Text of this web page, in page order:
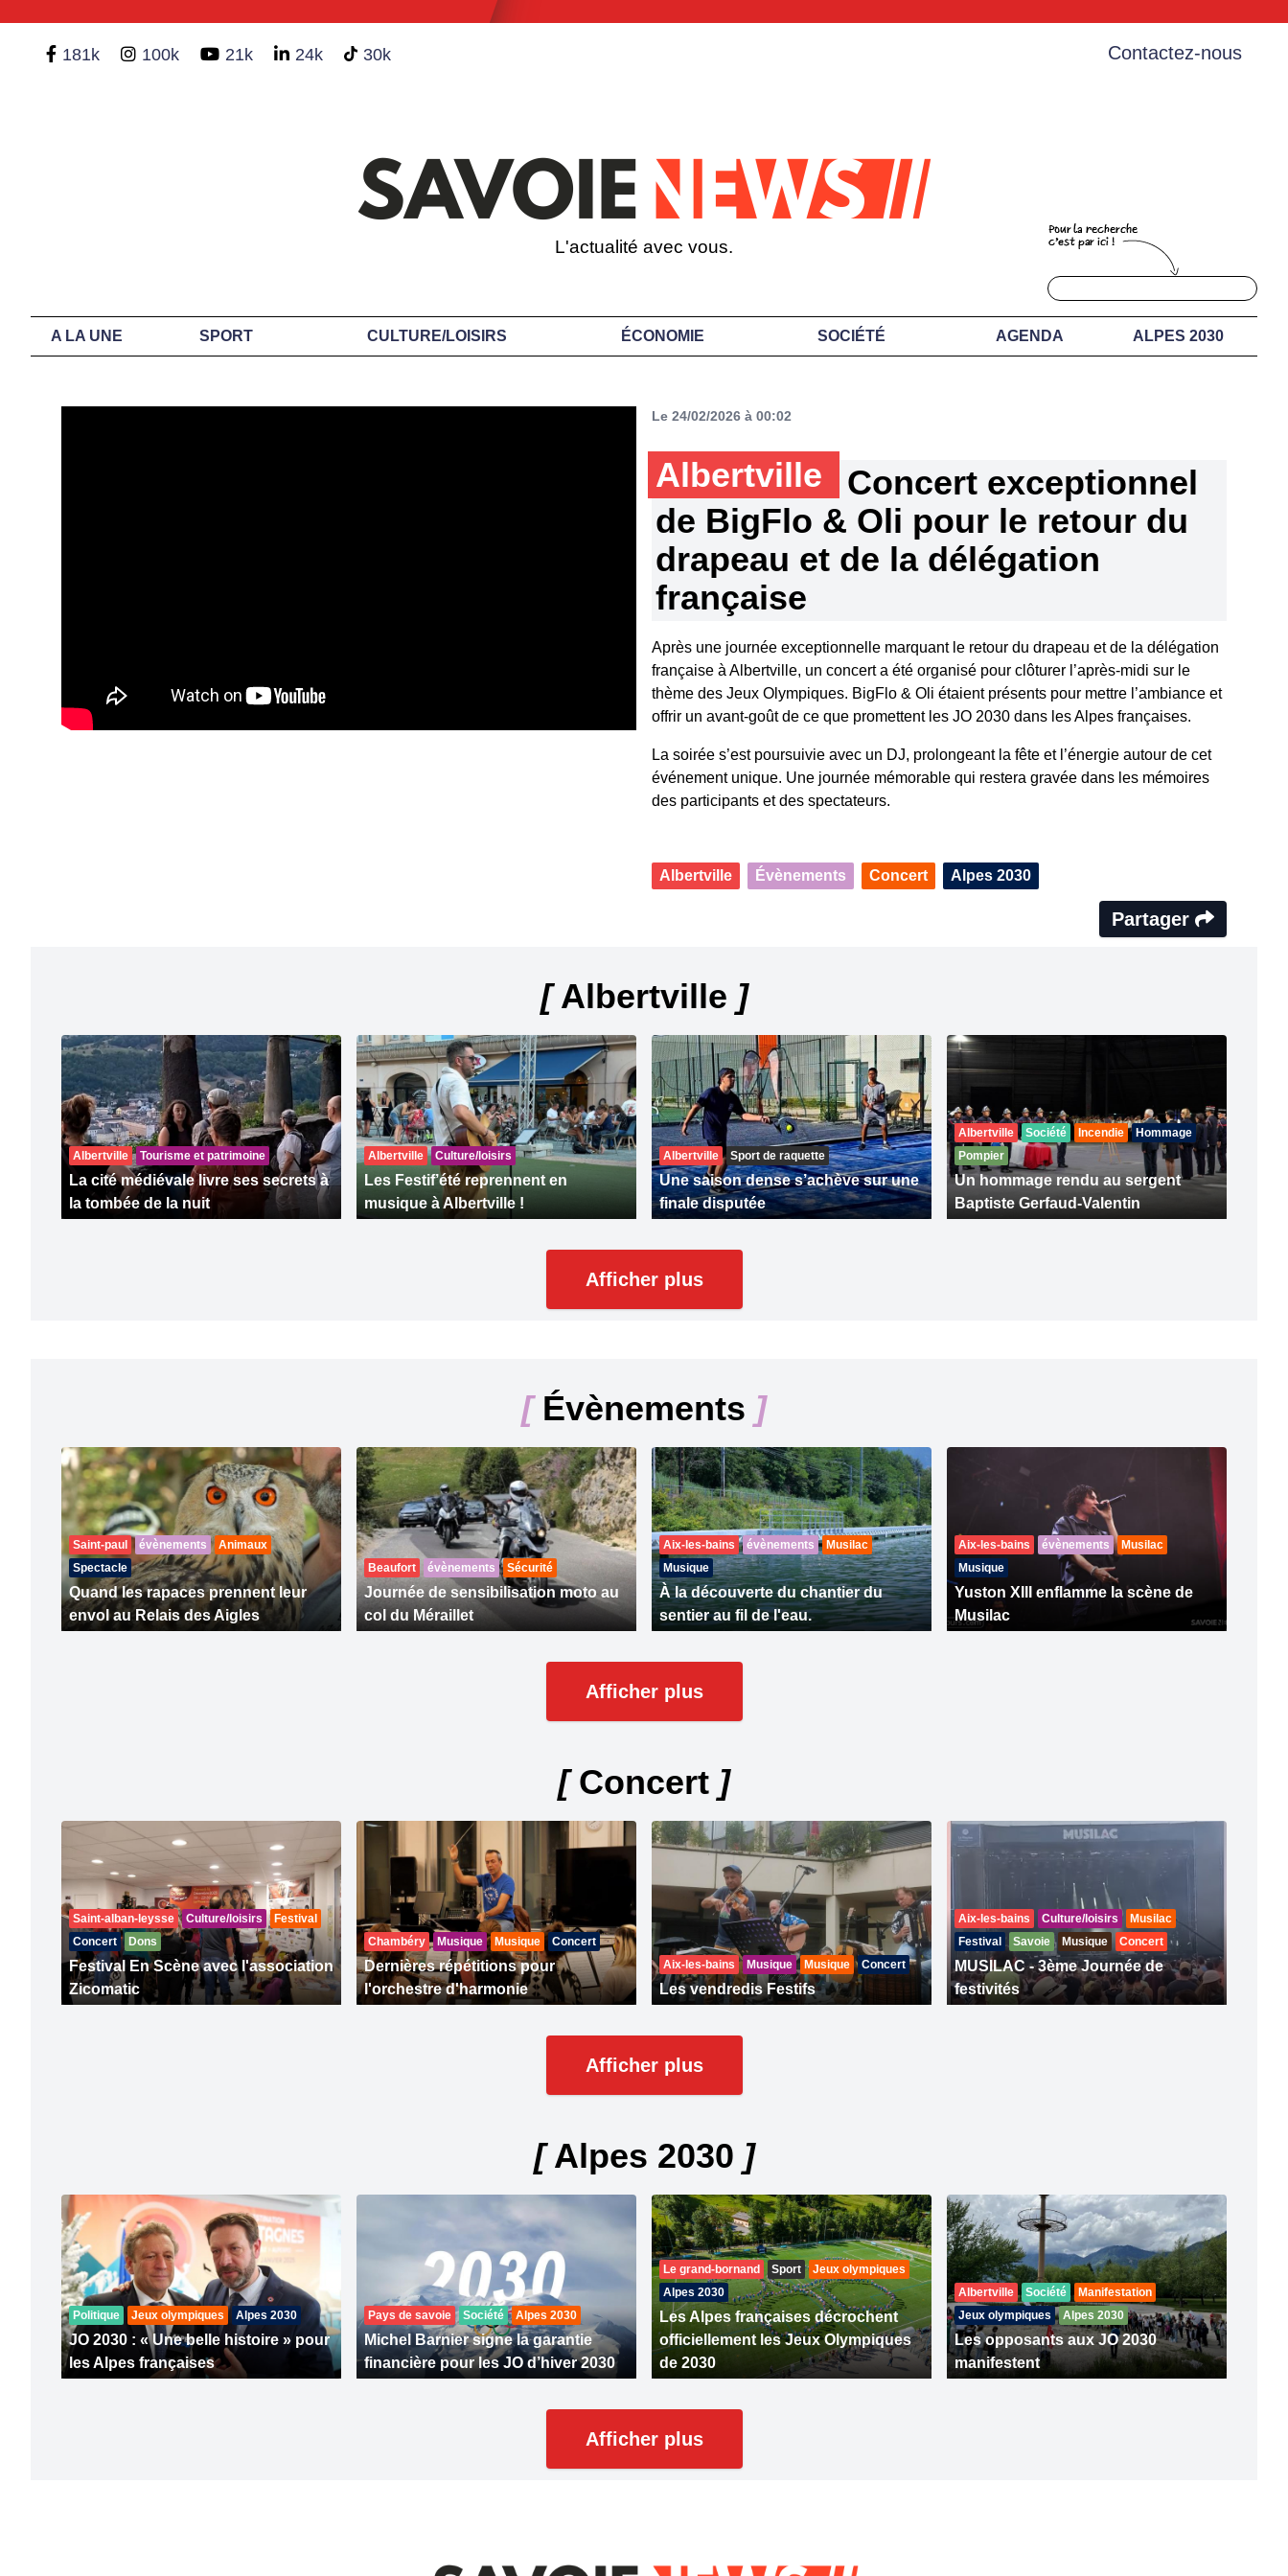
181k 100k 21k 24k 30k Contactez-nous
L'actualité avec vous.
A LA UNE SPORT CULTURE/LOISIRS ÉCONOMIE SOCIÉTÉ AGENDA ALPES 2030
Le 24/02/2026 à 00:02
Albertville
Concert exceptionnel
de BigFlo & Oli pour le retour du
drapeau et de la délégation
française
Après une journée exceptionnelle marquant le retour du drapeau et de la délégation
française à Albertville, un concert a été organisé pour clôturer l’après-midi sur le
thème des Jeux Olympiques. BigFlo & Oli étaient présents pour mettre l’ambiance et
offrir un avant-goût de ce que promettent les JO 2030 dans les Alpes françaises.
La soirée s’est poursuivie avec un DJ, prolongeant la fête et l’énergie autour de cet
événement unique. Une journée mémorable qui restera gravée dans les mémoires
des participants et des spectateurs.
Albertville Évènements Concert Alpes 2030
Partager
[Albertville ]
Albertville Tourisme et patrimoine
La cité médiévale livre ses secrets à
la tombée de la nuit
Albertville Culture/loisirs
Les Festif’été reprennent en
musique à Albertville !
Albertville Sport de raquette
Une saison dense s’achève sur une
finale disputée
Albertville Société Incendie
Hommage
Pompier
Un hommage rendu au sergent
Baptiste Gerfaud-Valentin
Afficher plus
[Évènements ]
Saint-paul évènements
Animaux
Spectacle
Quand les rapaces prennent leur
envol au Relais des Aigles
Beaufort évènements Sécurité
Journée de sensibilisation moto au
col du Méraillet
Aix-les-bains évènements
Musilac
Musique
À la découverte du chantier du
sentier au fil de l'eau.
Aix-les-bains évènements
Musilac
Musique
Yuston XIII enflamme la scène de
Musilac
Afficher plus
[Concert ]
Saint-alban-leysse Culture/loisirs
Festival
Concert
Dons
Festival En Scène avec l'association
Zicomatic
Chambéry Musique Musique Concert
Dernières répétitions pour
l'orchestre d'harmonie
Aix-les-bains Musique Musique Concert
Les vendredis Festifs
Aix-les-bains Culture/loisirs
Musilac
Festival
Savoie Musique Concert
MUSILAC - 3ème Journée de
festivités
Afficher plus
[Alpes 2030 ]
Politique Jeux olympiques Alpes 2030
JO 2030 : « Une belle histoire » pour
les Alpes françaises
Pays de savoie Société Alpes 2030
Michel Barnier signe la garantie
financière pour les JO d’hiver 2030
Le grand-bornand Sport
Jeux olympiques
Alpes 2030
Les Alpes françaises décrochent
officiellement les Jeux Olympiques
de 2030
Albertville Société
Manifestation
Jeux olympiques
Alpes 2030
Les opposants aux JO 2030
manifestent
Afficher plus